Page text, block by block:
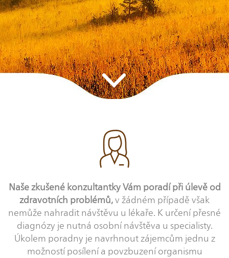
Naše zkušené konzultantky Vám poradí při úlevě od
zdravotních problémů,v žádném případě však
nemůže nahradit návštěvu u lékaře. K určení přesné
diagnózy je nutná osobní návštěva u specialisty.
Úkolem poradny je navrhnout zájemcům jednu z
možností posílení a povzbuzení organismu